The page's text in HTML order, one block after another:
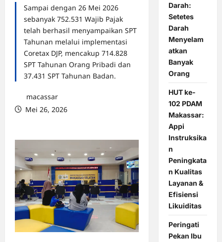
Sampai dengan 26 Mei 2026
sebanyak 752.531 Wajib Pajak
telah berhasil menyampaikan SPT
Tahunan melalui implementasi
Coretax DJP, mencakup 714.828
SPT Tahunan Orang Pribadi dan
37.431 SPT Tahunan Badan.
macassar
Mei 26, 2026
Darah:
Setetes
Darah
Menyelam
atkan
Banyak
Orang
HUT ke-
102 PDAM
Makassar:
Appi
Instruksika
n
Peningkata
n Kualitas
Layanan &
Efisiensi
Likuiditas
Peringati
Pekan Ibu